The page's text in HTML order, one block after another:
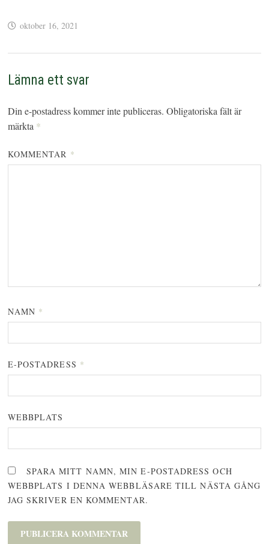
oktober 16, 2021
Lämna ett svar
Din e-postadress kommer inte publiceras. Obligatoriska fält är
märkta *
KOMMENTAR *
NAMN *
E-POSTADRESS *
WEBBPLATS
SPARA MITT NAMN, MIN E-POSTADRESS OCH
WEBBPLATS I DENNA WEBBLÄSARE TILL NÄSTA GÅNG
JAG SKRIVER EN KOMMENTAR.